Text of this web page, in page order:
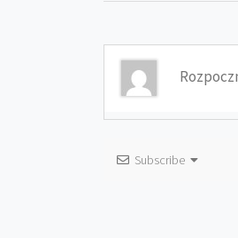
Subscribe